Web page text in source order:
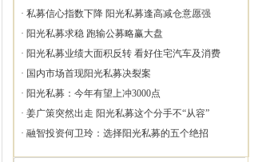
· 私募信心指数下降 阳光私募逢高减仓意愿强
· 阳光私募求稳 跑输公募略赢大盘
· 阳光私募业绩大面积反转 看好住宅汽车及消费
· 国内市场首现阳光私募决裂案
· 阳光私募：今年有望上冲3000点
· 姜广策突然出走 阳光私募这个分手不“从容”
· 融智投资何卫玲：选择阳光私募的五个绝招